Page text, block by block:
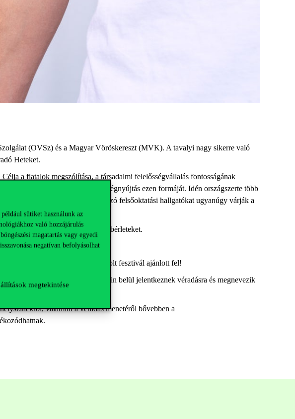
sütiket használunk az
való hozzájárulás
magatartás vagy egyedi
negatívan befolyásolhat
megtekintése
(OVSz) és a Magyar Vöröskereszt (MVK). A tavalyi nagy sikerre való
Heteket.
a fiatalok megszólítása, a társadalmi felelősségvállalás fontosságának
és tapasztalják meg a segítségnyújtás ezen formáját. Idén országszerte több
Ezen kívül a vért adni szándékozó felsőoktatási hallgatókat ugyanúgy várják a
nyerhetnek jegyeket és bérleteket.
Sziget, az EFOTT, Sound és a Volt fesztivál ajánlott fel!
véradókampány keretein belül jelentkeznek véradásra és megnevezik
valamint a véradás menetéről bővebben a